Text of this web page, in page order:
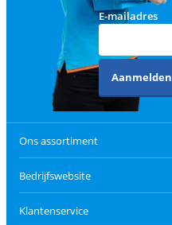
E-mailadres
Aanmelden
Ons assortiment
Bedrijfswebsite
Klantenservice